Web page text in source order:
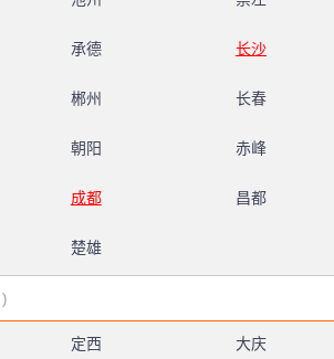
承德 长沙
郴州 长春
朝阳 赤峰
成都 昌都
楚雄
定西 大庆